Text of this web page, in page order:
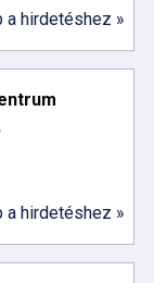
a hirdetéshez »
a hirdetéshez »